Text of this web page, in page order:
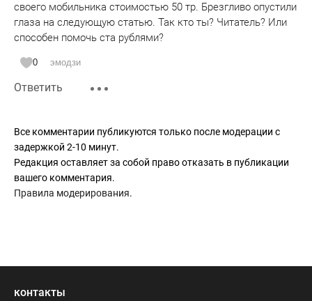
своего мобильника стоимостью 50 тр. Брезгливо опустили
глаза на следующую статью. Так кто ты? Читатель? Или
способен помочь ста рублями?
0 эмодзи
Ответить
Все комментарии публикуются только после модерации с
задержкой 2-10 минут.
Редакция оставляет за собой право отказать в публикации
вашего комментария.
Правила модерирования.
контакты